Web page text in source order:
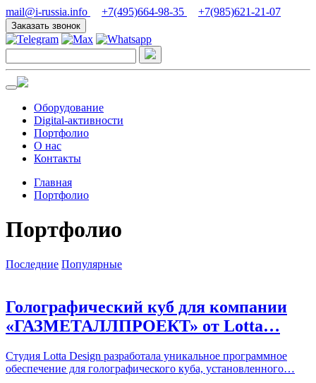
mail@i-russia.info +7(495)664-98-35 +7(985)621-21-07
Заказать звонок
Оборудование
Digital-активности
Портфолио
О нас
Контакты
Главная
Портфолио
Портфолио
Последние Популярные
Голографический куб для компании
«ГАЗМЕТАЛЛПРОЕКТ» от Lotta…
Студия Lotta Design разработала уникальное программное
обеспечение для голографического куба, установленного…